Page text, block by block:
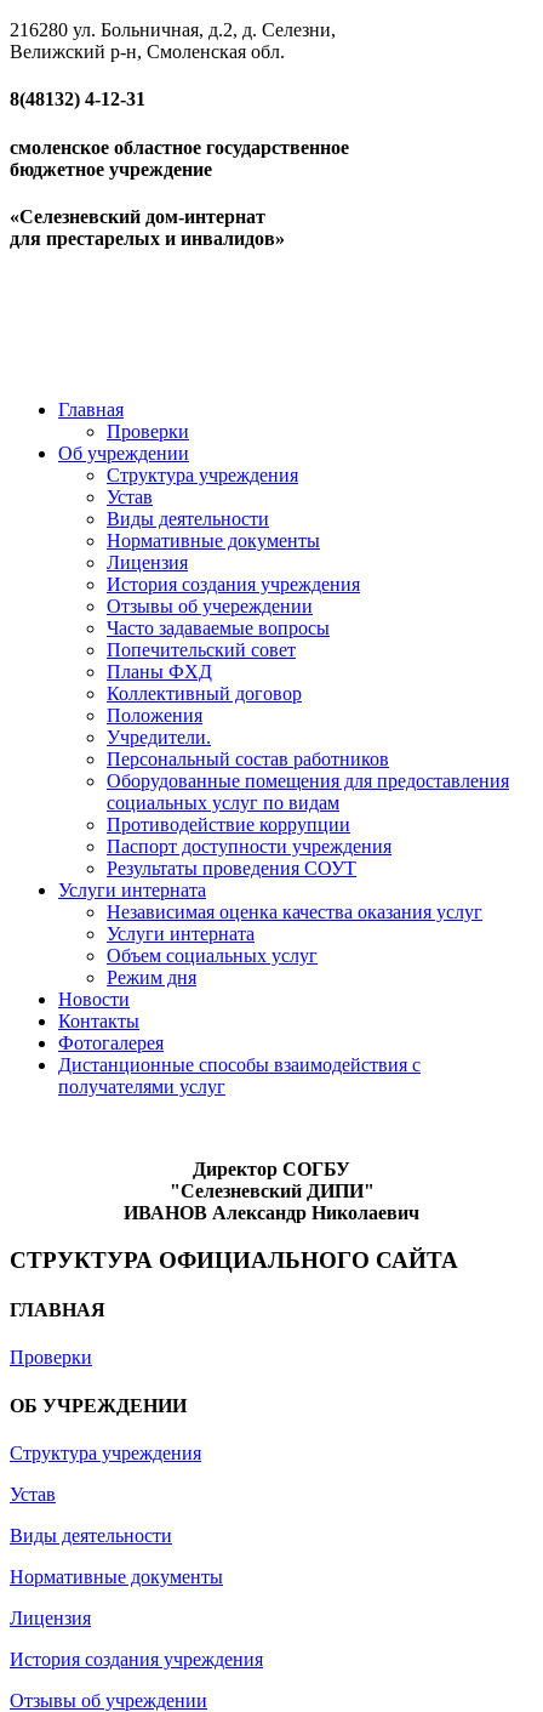
216280 ул. Больничная, д.2, д. Селезни,
Велижский р-н, Смоленская обл.
8(48132) 4-12-31
смоленское областное государственное
бюджетное учреждение
«Селезневский дом-интернат
для престарелых и инвалидов»
Главная
Проверки
Об учреждении
Структура учреждения
Устав
Виды деятельности
Нормативные документы
Лицензия
История создания учреждения
Отзывы об учереждении
Часто задаваемые вопросы
Попечительский совет
Планы ФХД
Коллективный договор
Положения
Учредители.
Персональный состав работников
Оборудованные помещения для предоставления
социальных услуг по видам
Противодействие коррупции
Паспорт доступности учреждения
Результаты проведения СОУТ
Услуги интерната
Независимая оценка качества оказания услуг
Услуги интерната
Объем социальных услуг
Режим дня
Новости
Контакты
Фотогалерея
Дистанционные способы взаимодействия с
получателями услуг
Директор СОГБУ
"Селезневский ДИПИ"
ИВАНОВ Александр Николаевич
СТРУКТУРА ОФИЦИАЛЬНОГО САЙТА
ГЛАВНАЯ
Проверки
ОБ УЧРЕЖДЕНИИ
Структура учреждения
Устав
Виды деятельности
Нормативные документы
Лицензия
История создания учреждения
Отзывы об учреждении